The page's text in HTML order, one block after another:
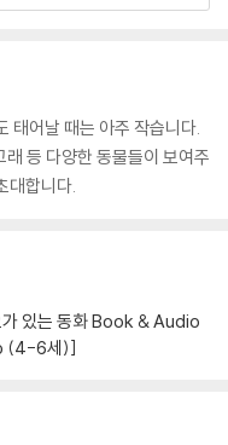
태어날 때는 아주 작습니다.
등 다양한 동물들이 보여주
대합니다.
가 있는 동화 Book & Audio
(4-6세)]